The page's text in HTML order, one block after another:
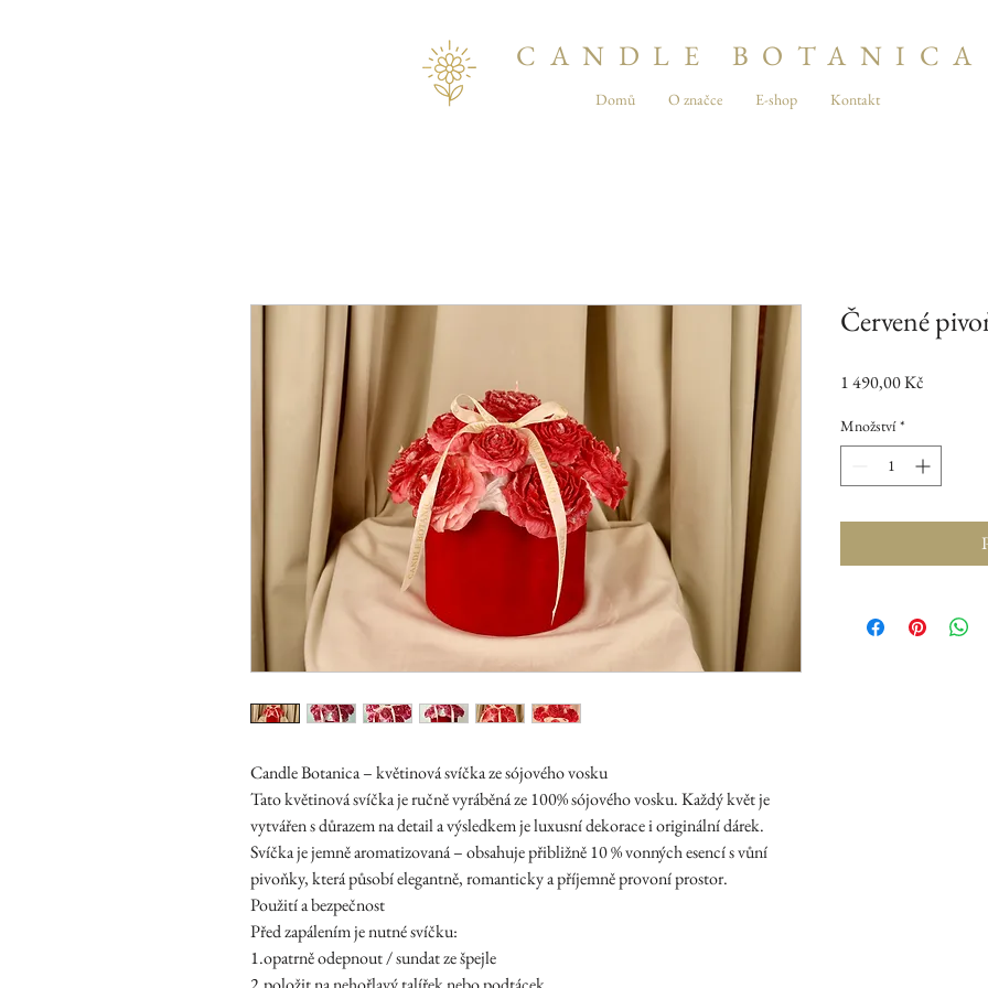
Domů O značce E-shop Kontakt
CANDLE BOTANICA
Candle Botanica – květinová svíčka ze sójového vosku
Tato květinová svíčka je ručně vyráběná ze 100% sójového vosku. Každý květ je
vytvářen s důrazem na detail a výsledkem je luxusní dekorace i originální dárek.
Svíčka je jemně aromatizovaná – obsahuje přibližně 10 % vonných esencí s vůní
pivoňky, která působí elegantně, romanticky a příjemně provoní prostor.
Použití a bezpečnost
Před zapálením je nutné svíčku:
1.opatrně odepnout / sundat ze špejle
Červené
1 490,00 Kč
Množství *